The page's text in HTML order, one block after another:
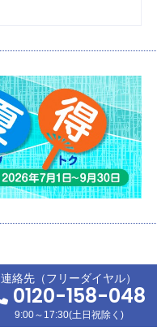
連絡先（フリーダイヤル）
0120-158-048
9:00～17:30(土日祝除く)